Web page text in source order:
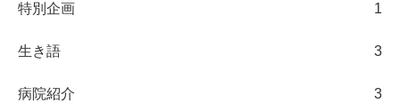
特別企画 1
生き語 3
病院紹介 3